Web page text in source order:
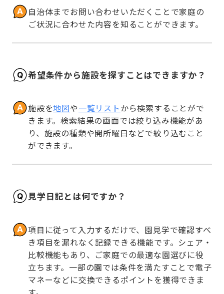
自治体までお問い合わせいただくことで家庭の
ご状況に合わせた内容を知ることができます。
希望条件から施設を探すことはできますか？
施設を地図や一覧リストから検索することがで
きます。検索結果の画面では絞り込み機能があ
り、施設の種類や開所曜日などで絞り込むこと
ができます。
見学日記とは何ですか？
項目に従って入力するだけで、園見学で確認すべ
き項目を漏れなく記録できる機能です。シェア・
比較機能もあり、ご家庭での最適な園選びに役
立ちます。一部の園では条件を満たすことで電子
マネーなどに交換できるポイントを獲得できま